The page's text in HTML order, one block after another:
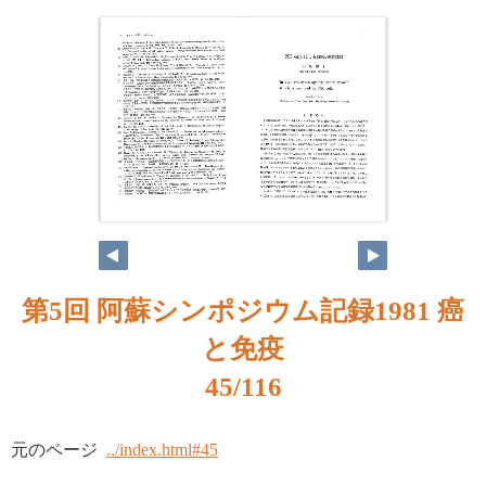
第5回 阿蘇シンポジウム記録1981 癌
と免疫
45/116
元のページ ../index.html#45